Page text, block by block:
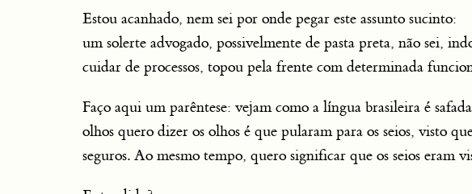
Estou acanhado, nem sei por onde pegar este assunto sucinto:
um solerte advogado, possivelmente de pasta preta, não sei,
cuidar de processos, topou pela frente com determinada
Faço aqui um parêntese: vejam como a língua brasileira é
olhos quero dizer os olhos é que pularam para os seios, visto
seguros. Ao mesmo tempo, quero significar que os seios eram